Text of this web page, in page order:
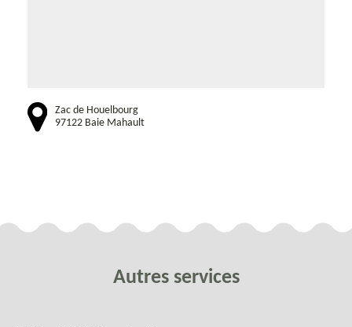
Zac de Houelbourg
97122 Baie Mahault
Autres services